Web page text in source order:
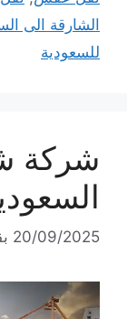
الشارقة الى
للسعودية
شركة
السعودية |
20/09/2025